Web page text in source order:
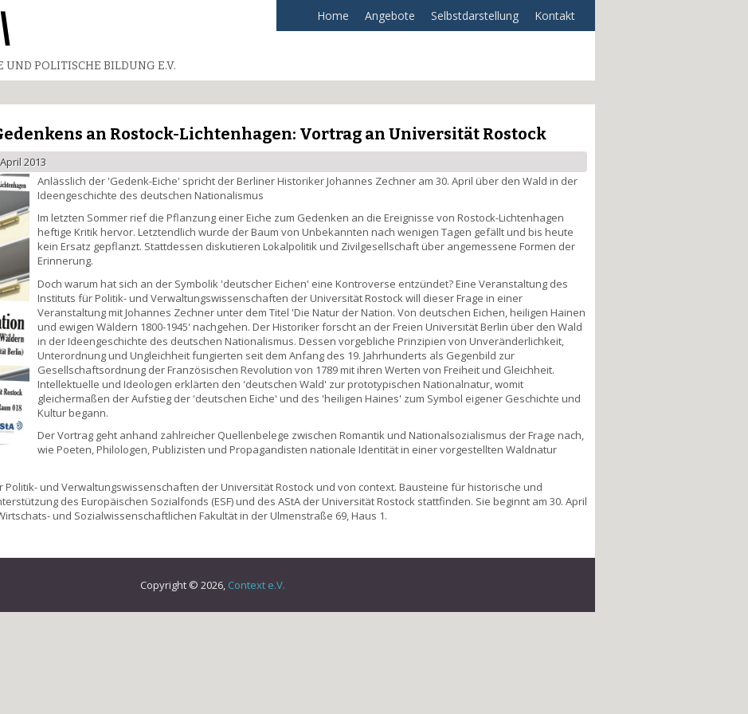
UND POLITISCHE BILDUNG E.V.
Home Angebote Selbstdarstellung Kontakt
an Rostock-Lichtenhagen: Vortrag an Universität Rostock
2013
Anlässlich der 'Gedenk-Eiche' spricht der Berliner Historiker Johannes Zechner am 30. April über den Wald in der
Ideengeschichte des deutschen Nationalismus
Im letzten Sommer rief die Pflanzung einer Eiche zum Gedenken an die Ereignisse von Rostock-Lichtenhagen
heftige Kritik hervor. Letztendlich wurde der Baum von Unbekannten nach wenigen Tagen gefällt und bis heute
kein Ersatz gepflanzt. Stattdessen diskutieren Lokalpolitik und Zivilgesellschaft über angemessene Formen der
Erinnerung.
Doch warum hat sich an der Symbolik 'deutscher Eichen' eine Kontroverse entzündet? Eine Veranstaltung des
Instituts für Politik- und Verwaltungswissenschaften der Universität Rostock will dieser Frage in einer
Veranstaltung mit Johannes Zechner unter dem Titel 'Die Natur der Nation. Von deutschen Eichen, heiligen Hainen
und ewigen Wäldern 1800-1945' nachgehen. Der Historiker forscht an der Freien Universität Berlin über den Wald
in der Ideengeschichte des deutschen Nationalismus. Dessen vorgebliche Prinzipien von Unveränderlichkeit,
Unterordnung und Ungleichheit fungierten seit dem Anfang des 19. Jahrhunderts als Gegenbild zur
Gesellschaftsordnung der Französischen Revolution von 1789 mit ihren Werten von Freiheit und Gleichheit.
Intellektuelle und Ideologen erklärten den 'deutschen Wald' zur prototypischen Nationalnatur, womit
gleichermaßen der Aufstieg der 'deutschen Eiche' und des 'heiligen Haines' zum Symbol eigener Geschichte und
Kultur begann.
Der Vortrag geht anhand zahlreicher Quellenbelege zwischen Romantik und Nationalsozialismus der Frage nach,
wie Poeten, Philologen, Publizisten und Propagandisten nationale Identität in einer vorgestellten Waldnatur
und Verwaltungswissenschaften der Universität Rostock und von context. Bausteine für historische und
des Europäischen Sozialfonds (ESF) und des AStA der Universität Rostock stattfinden. Sie beginnt am 30. April
und Sozialwissenschaftlichen Fakultät in der Ulmenstraße 69, Haus 1.
Copyright © 2026, Context e.V.